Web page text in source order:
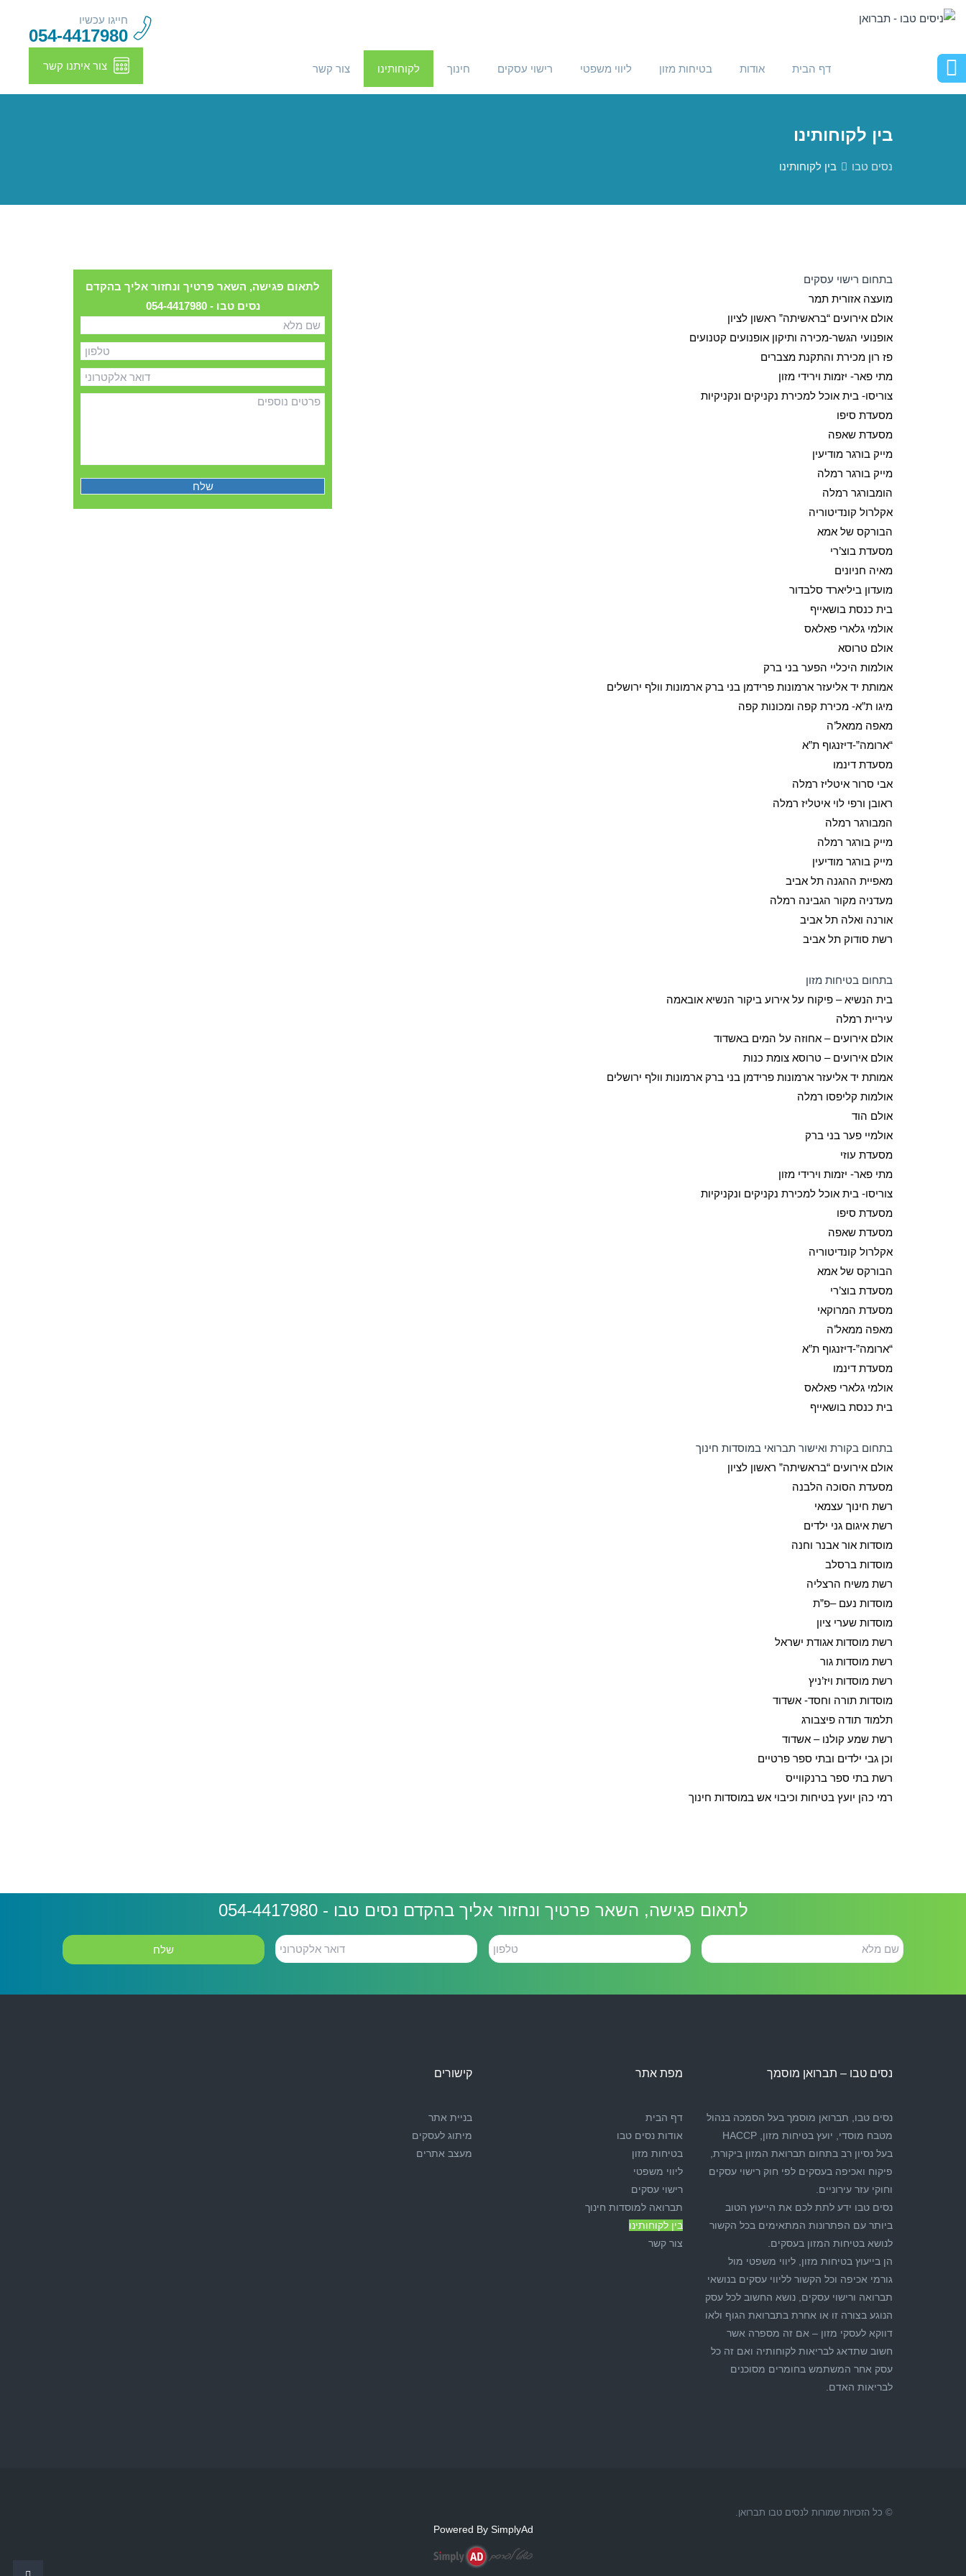
חייגו עכשיו
054-4417980
צור איתנו קשר
כפתור
לפתיחת
דף הבית אודות בטיחות מזון ליווי משפטי רישוי עסקים חינוך לקוחותינו צור קשר
בין לקוחותינו
נסים טבו בין לקוחותינו
בתחום רישוי עסקים
מועצה אזורית תמר
אולם אירועים “בראשיתה” ראשון לציון
אופנועי הגשר-מכירה ותיקון אופנועים קטנועים
פז רון מכירת והתקנת מצברים
מתי פאר- יזמות וירידי מזון
צוריסו- בית אוכל למכירת נקניקים ונקניקיות
מסעדת סיפו
מסעדת שאפה
מייק בורגר מודיעין
מייק בורגר רמלה
הומבורגר רמלה
אקלרול קונדיטוריה
הבורקס של אמא
מסעדת בוצ’רי
מאיה חניונים
מועדון ביליארד סלבדור
בית כנסת בושאייף
אולמי גלארי פאלאס
אולם טרוסא
אולמות היכליי הפער בני ברק
אמותת יד אליעזר ארמונות פרידמן בני ברק ארמונות וולף ירושלים
מיגו ת”א- מכירת קפה ומכונות קפה
מאפה ממאל’ה
“ארומה”-דיזנגוף ת”א
מסעדת דינמו
אבי סרור איטליז רמלה
ראובן ורפי לוי איטליז רמלה
המבורגר רמלה
מייק בורגר רמלה
מייק בורגר מודיעין
מאפיית ההגנה תל אביב
מעדניה מקור הגבינה רמלה
אורנה ואלה תל אביב
רשת סודוק תל אביב
בתחום בטיחות מזון
בית הנשיא – פיקוח על אירוע ביקור הנשיא אובאמה
עיריית רמלה
אולם אירועים – אחוזה על המים באשדוד
אולם אירועים – טרוסא צומת כנות
אמותת יד אליעזר ארמונות פרידמן בני ברק ארמונות וולף ירושלים
אולמות קליפסו רמלה
אולם הוד
אולמיי פער בני ברק
מסעדת עוזי
מתי פאר- יזמות וירידי מזון
צוריסו- בית אוכל למכירת נקניקים ונקניקיות
מסעדת סיפו
מסעדת שאפה
אקלרול קונדיטוריה
הבורקס של אמא
מסעדת בוצ’רי
מסעדת המרוקאי
מאפה ממאל’ה
“ארומה”-דיזנגוף ת”א
מסעדת דינמו
אולמי גלארי פאלאס
בית כנסת בושאייף
בתחום בקורת ואישור תברואי במוסדות חינוך
אולם אירועים “בראשיתה” ראשון לציון
מסעדת הסוכה הלבנה
רשת חינוך עצמאי
רשת איגום גני ילדים
מוסדות אור אבנר וחנה
מוסדות ברסלב
רשת משיח הרצליה
מוסדות נעם –פ”ת
מוסדות שערי ציון
רשת מוסדות אגודת ישראל
רשת מוסדות גור
רשת מוסדות ויז’ניץ
מוסדות תורה וחסד- אשדוד
תלמוד תודה פיצבורג
רשת שמע קולנו – אשדוד
וכן גבי ילדים ובתי ספר פרטיים
רשת בתי ספר ברנקווייס
רמי כהן יועץ בטיחות וכיבוי אש במוסדות חינוך
לתאום פגישה, השאר פרטיך ונחזור אליך בהקדם
נסים טבו - 054-4417980
שם
מלא
אלקטרוני
פרטים
לתאום פגישה, השאר פרטיך ונחזור אליך בהקדם נסים טבו - 054-4417980
שם
מלא
טלפון
דואר
אלקטרוני
נסים טבו – תברואן מוסמך
נסים טבו, תברואן מוסמך בעל הסמכה בנהול
מטבח מוסדי, יועץ בטיחות מזון, HACCP
בעל נסיון רב בתחום תברואת המזון ביקורת,
פיקוח ואכיפה בעסקים לפי חוק רישוי עסקים
וחוקי עזר עירוניים.
נסים טבו ידע לתת לכם את הייעוץ הטוב
ביותר עם הפתרונות המתאימים בכל הקשור
לנושא בטיחות המזון בעסקים.
הן בייעוץ בטיחות מזון, ליווי משפטי מול
גורמי אכיפה וכל הקשור לליווי עסקים בנושאי
תברואה ורישוי עסקים, נושא החשוב לכל עסק
הנוגע בצורה זו או אחרת בתברואת הגוף ולאו
דווקא לעסקי מזון – אם זה מספרה אשר
חשוב שתדאג לבריאות לקוחותיה ואם זה כל
עסק אחר המשתמש בחומרים מסוכנים
לבריאות האדם.
מפת אתר
דף הבית
אודות נסים טבו
בטיחות מזון
ליווי משפטי
רישוי עסקים
תברואה למוסדות חינוך
בין לקוחותינו
צור קשר
קישורים
בניית אתר
מיתוג לעסקים
מעצב אתרים
© כל הזכויות שמורות לנסים טבו תברואן.
Powered By SimplyAd